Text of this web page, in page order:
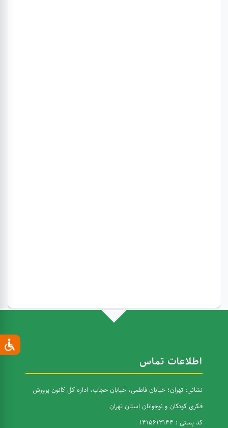
اطلاعات تماس
نشانی: تهران؛ خیابان فاطمی، خیابان حجاب، اداره کل کانون پرورش
فکری کودکان و نوجوانان استان تهران
کد پستی : 1415613144